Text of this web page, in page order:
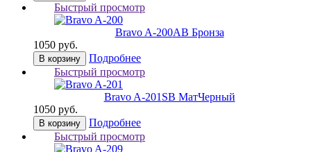
Быстрый просмотр
Bravo A-200AB Бронза
1050 руб.
В корзину
Подробнее
Быстрый просмотр
Bravo A-201 SB МатЧерный
1050 руб.
В корзину
Подробнее
Быстрый просмотр